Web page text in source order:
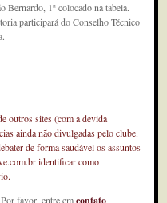
Bernardo, 1º colocado na tabela.
participará do Conselho Técnico
outros sites (com a devida
ainda não divulgadas pelo clube.
de forma saudável os assuntos
identificar como
favor, entre emcontato